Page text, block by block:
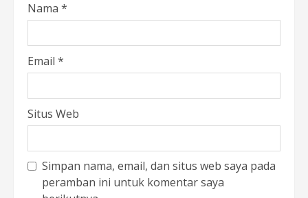
Nama *
Email *
Situs Web
Simpan nama, email, dan situs web saya pada
peramban ini untuk komentar saya